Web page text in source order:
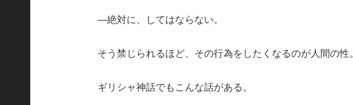
―絶対に、してはならない。
そう禁じられるほど、その行為をしたくなるのが人間の性。
ギリシャ神話でもこんな話がある。